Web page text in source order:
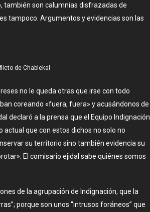
también son calumnias disfrazadas de
tampoco. Argumentos y evidencias son las
de Chablekal
no le queda otras que irse con todo
coreando «fuera, fuera» y acusándonos de
declaró a la prensa que el Equipo Indignación
actual que con estos dichos no solo no
su territorio sino también evidencia su
El comisario ejidal sabe quiénes somos
de la agrupación de Indignación, que la
porque son unos “intrusos foráneos” que